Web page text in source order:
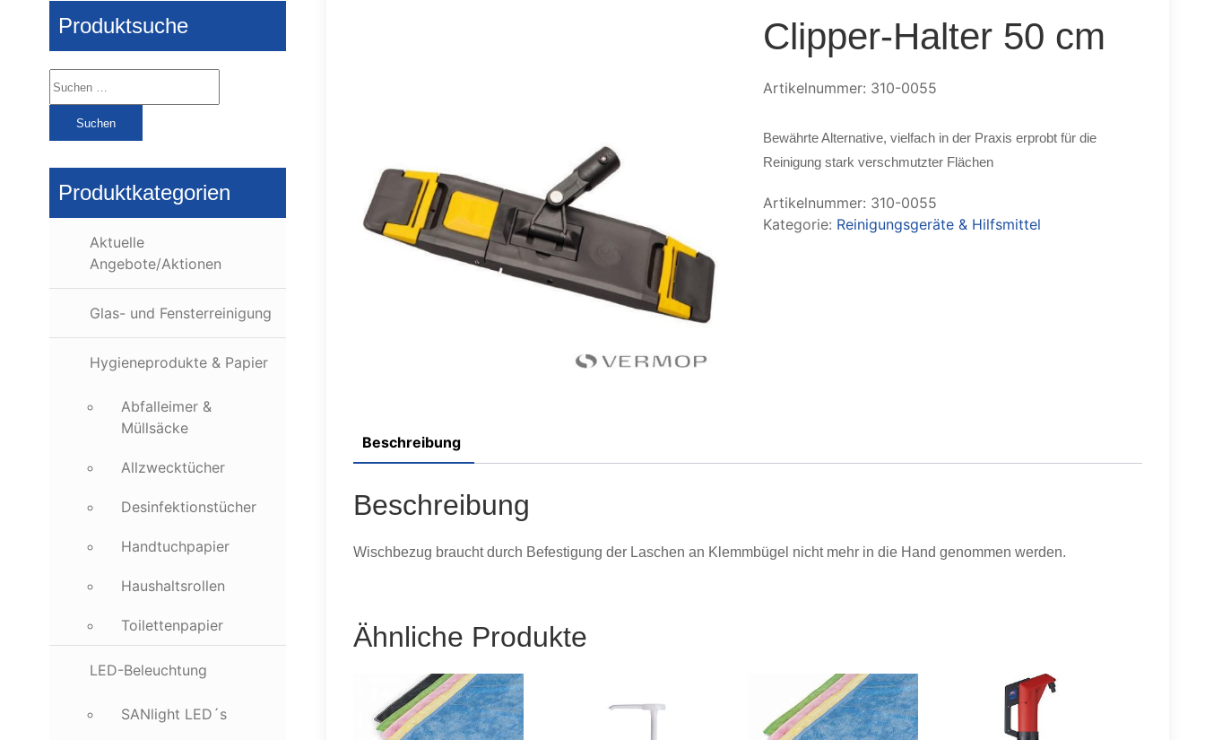
Produktsuche
Suchen
nach:
Produktkategorien
Aktuelle
Angebote/Aktionen
Glas- und Fensterreinigung
Hygieneprodukte & Papier
Abfalleimer &
Müllsäcke
Allzwecktücher
Desinfektionstücher
Handtuchpapier
Haushaltsrollen
Toilettenpapier
LED-Beleuchtung
SANlight LED´s
Clipper-Halter 50 cm
Artikelnummer: 310-0055
Bewährte Alternative, vielfach in der Praxis erprobt für die
Reinigung stark verschmutzter Flächen
Artikelnummer: 310-0055
Kategorie: Reinigungsgeräte & Hilfsmittel
Beschreibung
Beschreibung
Wischbezug braucht durch Befestigung der Laschen an Klemmbügel nicht mehr in die Hand genommen werden.
Ähnliche Produkte